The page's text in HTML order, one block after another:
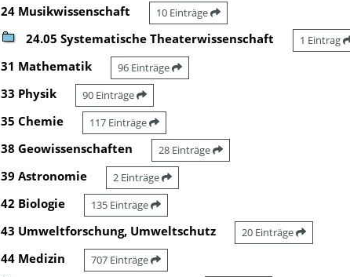
24 Musikwissenschaft 10 Einträge
24.05 Systematische Theaterwissenschaft 1 Eintrag
31 Mathematik 96 Einträge
33 Physik 90 Einträge
35 Chemie 117 Einträge
38 Geowissenschaften 28 Einträge
39 Astronomie 2 Einträge
42 Biologie 135 Einträge
43 Umweltforschung, Umweltschutz 20 Einträge
44 Medizin 707 Einträge